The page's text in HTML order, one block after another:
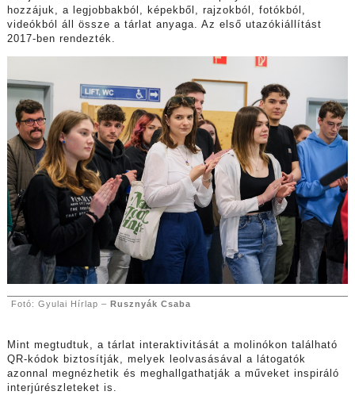
hozzájuk, a legjobbakból, képekből, rajzokból, fotókból,
videókból áll össze a tárlat anyaga. Az első utazókiállítást
2017-ben rendezték.
Fotó: Gyulai Hírlap – Rusznyák Csaba
Mint megtudtuk, a tárlat interaktivitását a molinókon található
QR-kódok biztosítják, melyek leolvasásával a látogatók
azonnal megnézhetik és meghallgathatják a műveket inspiráló
interjúrészleteket is.